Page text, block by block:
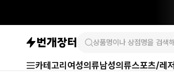
카테고리 여성의류남성의류스포츠/레저